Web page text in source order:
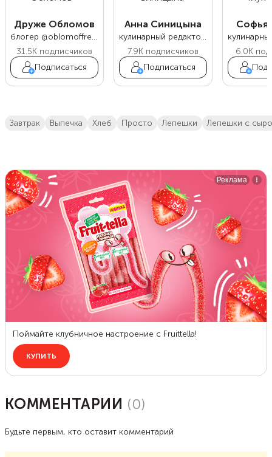
Друже Обломов
блогер @oblomoffrecipe
31.5K подписчиков
Подписаться
Анна Синицына
кулинарный редактор Food.ru
7.9K подписчиков
Подписаться
Софья
6.0K
завтрак выпечка хлеб просто лепешки лепешки с
КОММЕНТАРИИ (0)
Будьте первым, кто оставит комментарий